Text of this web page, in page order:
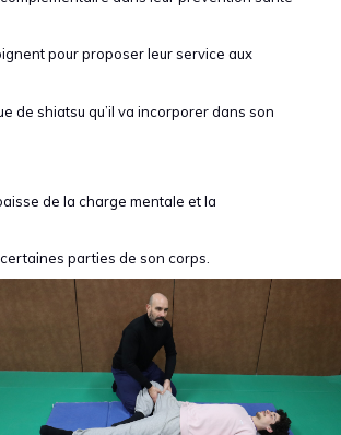
pour proposer leur service aux
de shiatsu qu’il va incorporer dans son
de la charge mentale et la
parties de son corps.